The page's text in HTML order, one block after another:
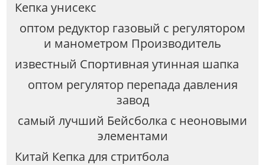
Кепка унисекс
оптом редуктор газовый с регулятором
и манометром Производитель
известный Спортивная утинная шапка
оптом регулятор перепада давления
завод
самый лучший Бейсболка с неоновыми
элементами
Китай Кепка для стритбола